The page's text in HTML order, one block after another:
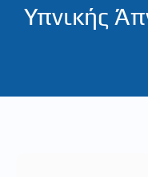
Υπνικής